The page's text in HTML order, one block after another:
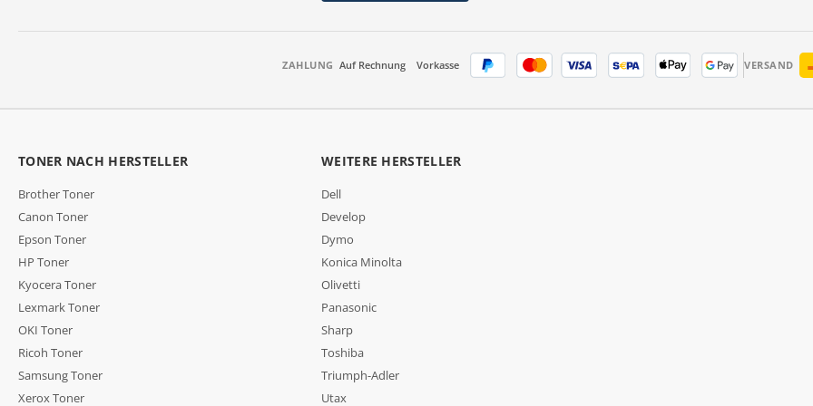
ZAHLUNG Auf Rechnung Vorkasse VERSAND
TONER NACH HERSTELLER
Brother Toner
Canon Toner
Epson Toner
HP Toner
Kyocera Toner
Lexmark Toner
OKI Toner
Ricoh Toner
Samsung Toner
Xerox Toner
WEITERE HERSTELLER
Dell
Develop
Dymo
Konica Minolta
Olivetti
Panasonic
Sharp
Toshiba
Triumph-Adler
Utax